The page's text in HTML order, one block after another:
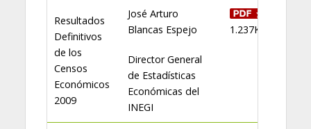
Resultados
Definitivos
de los
Censos
Económicos
2009
José Arturo
Blancas Espejo
1.237KB
Director General
de Estadísticas
Económicas del
INEGI